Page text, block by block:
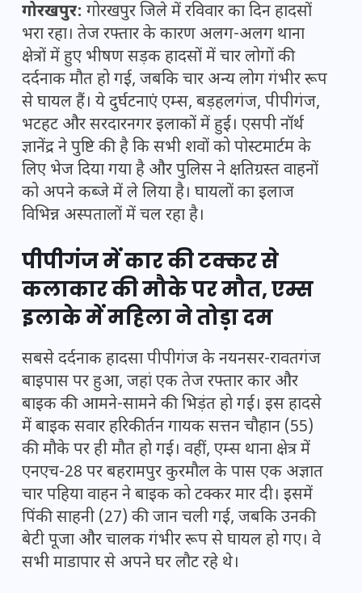
गोरखपुर: गोरखपुर जिले में रविवार का दिन हादसों
भरा रहा। तेज रफ्तार के कारण अलग-अलग थाना
क्षेत्रों में हुए भीषण सड़क हादसों में चार लोगों की
दर्दनाक मौत हो गई, जबकि चार अन्य लोग गंभीर रूप
से घायल हैं। ये दुर्घटनाएं एम्स, बड़हलगंज, पीपीगंज,
भटहट और सरदारनगर इलाकों में हुईं। एसपी नॉर्थ
ज्ञानेंद्र ने पुष्टि की है कि सभी शवों को पोस्टमार्टम के
लिए भेज दिया गया है और पुलिस ने क्षतिग्रस्त वाहनों
को अपने कब्जे में ले लिया है। घायलों का इलाज
विभिन्न अस्पतालों में चल रहा है।
पीपीगंज में कार की टक्कर से
कलाकार की मौके पर मौत, एम्स
इलाके में महिला ने तोड़ा दम
सबसे दर्दनाक हादसा पीपीगंज के नयनसर-रावतगंज
बाइपास पर हुआ, जहां एक तेज रफ्तार कार और
बाइक की आमने-सामने की भिड़ंत हो गई। इस हादसे
में बाइक सवार हरिकीर्तन गायक सत्तन चौहान (55)
की मौके पर ही मौत हो गई। वहीं, एम्स थाना क्षेत्र में
एनएच-28 पर बहरामपुर कुरमौल के पास एक अज्ञात
चार पहिया वाहन ने बाइक को टक्कर मार दी। इसमें
पिंकी साहनी (27) की जान चली गई, जबकि उनकी
बेटी पूजा और चालक गंभीर रूप से घायल हो गए। वे
सभी माडापार से अपने घर लौट रहे थे।